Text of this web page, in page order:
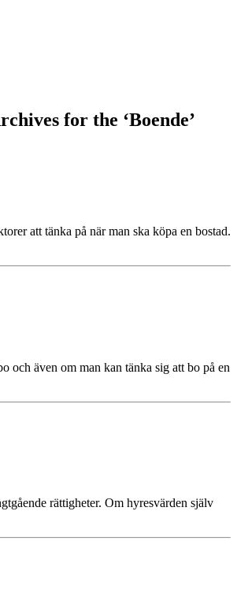
for the ‘Boende’
att tänka på när man ska köpa en bostad.
och även om man kan tänka sig att bo på en
rättigheter. Om hyresvärden själv